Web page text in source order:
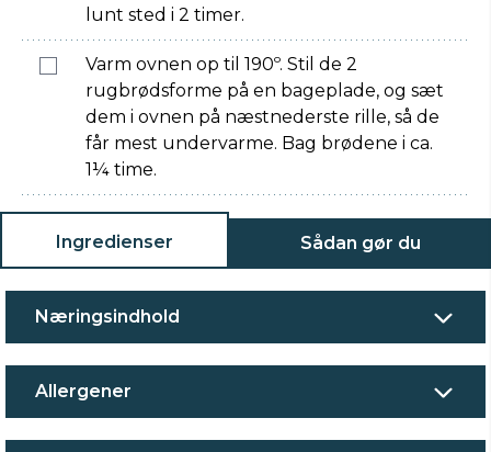
lunt sted i 2 timer.
Varm ovnen op til 190º. Stil de 2
rugbrødsforme på en bageplade, og sæt
dem i ovnen på næstnederste rille, så de
får mest undervarme. Bag brødene i ca.
1¼ time.
Ingredienser Sådan gør du
Næringsindhold
Allergener